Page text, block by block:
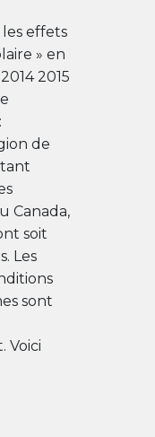
les effets
» en
2015
de
Canada,
soit
Les
sont
Voici